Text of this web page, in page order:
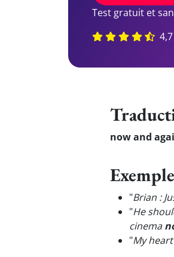
Test gratuit et
now and
"Brian :
"He
cinema
"My